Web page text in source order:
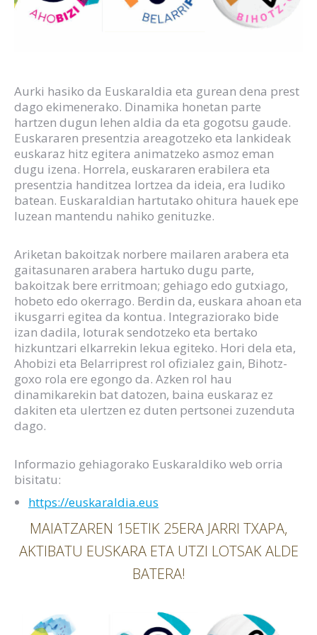
Aurki hasiko da Euskaraldia eta gurean dena prest
dago ekimenerako. Dinamika honetan parte
hartzen dugun lehen aldia da eta gogotsu gaude.
Euskararen presentzia areagotzeko eta lankideak
euskaraz hitz egitera animatzeko asmoz eman
dugu izena. Horrela, euskararen erabilera eta
presentzia handitzea lortzea da ideia, era ludiko
batean. Euskaraldian hartutako ohitura hauek epe
luzean mantendu nahiko genituzke.
Ariketan bakoitzak norbere mailaren arabera eta
gaitasunaren arabera hartuko dugu parte,
bakoitzak bere erritmoan; gehiago edo gutxiago,
hobeto edo okerrago. Berdin da, euskara ahoan eta
ikusgarri egitea da kontua. Integraziorako bide
izan dadila, loturak sendotzeko eta bertako
hizkuntzari elkarrekin lekua egiteko. Hori dela eta,
Ahobizi eta Belarriprest rol ofizialez gain, Bihotz-
goxo rola ere egongo da. Azken rol hau
dinamikarekin bat datozen, baina euskaraz ez
dakiten eta ulertzen ez duten pertsonei zuzenduta
dago.
Informazio gehiagorako Euskaraldiko web orria
bisitatu:
https://euskaraldia.eus
MAIATZAREN 15ETIK 25ERA JARRI TXAPA,
AKTIBATU EUSKARA ETA UTZI LOTSAK ALDE
BATERA!